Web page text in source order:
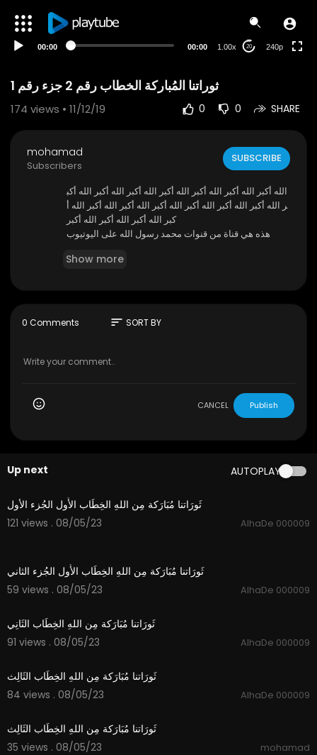
00:00 00:00 1.00x 20 240p
ثوراتنا المُباركة الخطاب رقم 2 جزء رقم 1
174 views • 11/12/19 0 0 SHARE
mohamad
Subscribers
SUBSCRIBE
الله أكبر الله أكبر الله أكبر الله أكبر الله أكبر الله أكبر الله أكب
ر الله أكبر الله أكبر الله أكبر الله أكبر الله أكبر الله أكبر الله أ
كبر الله أكبر الله أكبر الله أكبر
هذه هي قناة من قنوات محمد رسول الله على اليوتيوب
v6LhOCZuqH0
محمد الحربي
Show more
0 Comments sort SORT BY
CANCEL Publish
Up next AUTOPLAY
1:21
ثَورَاتنا مُبَارَكة مِن اللهِ الخِطَاب الأَول الجُزء الأول
121 views . 08/05/23
AlhaDe 000009
ثَورَاتنا مُبَارَكة مِن اللهِ الخِطَاب الأَول الجُزء الثاني
59 views . 08/05/23
AlhaDe 000009
ثَورَاتنا مُبَارَكة مِن اللهِ الخِطَاب الثَانِي
91 views . 08/05/23
AlhaDe 000009
ثَورَاتنا مُبَارَكة مِن اللهِ الخِطَاب الثَالِث
84 views . 08/05/23
AlhaDe 000009
ثَورَاتنا مُبَارَكة مِن اللهِ الخِطَاب الثَالِث
35 views . 08/05/23
mohamad